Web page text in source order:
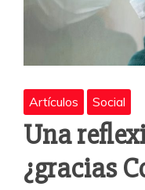
Artículos Social
Una
¿gracias